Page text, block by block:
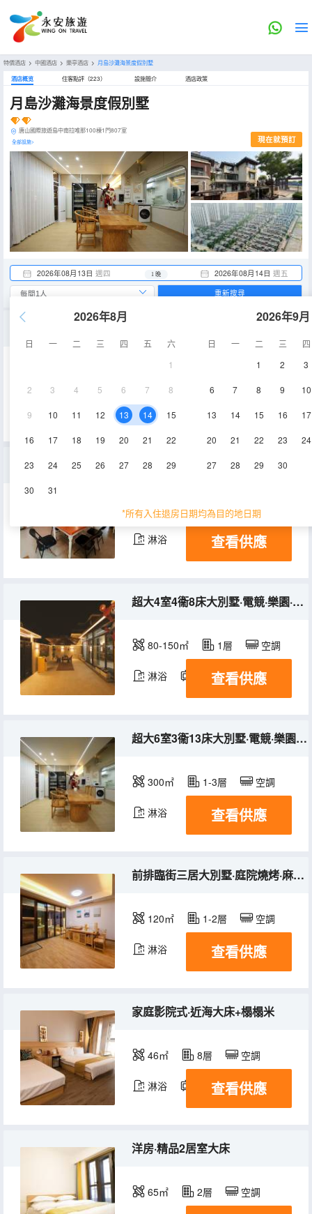
特價酒店 > 中國酒店 > 樂亭酒店 > 月島沙灘海景度假別墅
酒店概览 住客點評（223） 設施簡介 酒店政策
月島沙灘海景度假別墅
唐山國際旅遊島中南拉唯那100棟1門807室
全部設施> 現在就預訂
2026年08月13日 週四 2026年08月14日 週五
1 晚
2026年8月
日 一 二 三 四 五
六
1
2 3 4 5 6 7 8
9 10 11 12 13 14 15
16 17 18 19 20 21 22
23 24 25 26 27 28 29
30 31
2026年9月
日 一 二 三
四
1
2 3
6 7 8 9 10
13 14 15 16 17
20 21 22 23 24
27 28 29 30
*所有入住退房日期均為目的地日期
重新搜尋
空調
淋浴
3居別墅·3大床2衞·大院·燒烤·麻將
120㎡ 1-2層 空調
淋浴 查看供應
超大4室4衞8床大別墅·電競·樂園·燒烤·麻將·會議
80-150㎡ 1層 空調
淋浴 電視機 冰箱
查看供應
超大6室3衞13床大別墅·電競·樂園·燒烤·麻將·會議
300㎡ 1-3層 空調
淋浴 查看供應
前排臨街三居大別墅·庭院燒烤·麻將機·五大床雙衞
120㎡ 1-2層 空調
淋浴 查看供應
家庭影院式·近海大床+榻榻米
46㎡ 8層 空調
淋浴 電視機
查看供應
洋房·精品2居室大床
65㎡ 2層 空調